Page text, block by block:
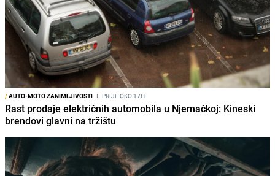
/AUTO-MOTO ZANIMLJIVOSTI I PRIJE OKO 17H
Rast prodaje električnih automobila u Njemačkoj: Kineski
brendovi glavni na tržištu